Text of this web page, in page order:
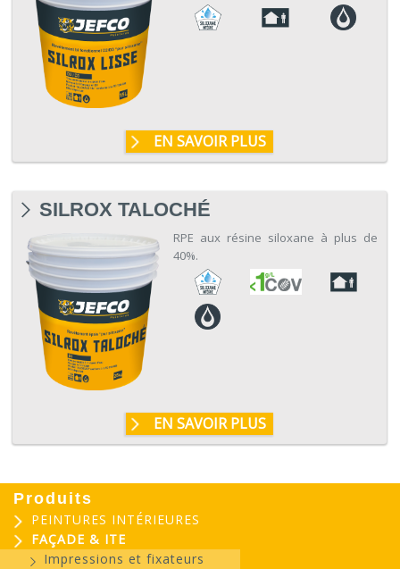
EN SAVOIR PLUS
SILROX TALOCHÉ
RPE aux résine siloxane à plus de
40%.
EN SAVOIR PLUS
Produits
PEINTURES INTÉRIEURES
FAÇADE & ITE
Impressions et fixateurs